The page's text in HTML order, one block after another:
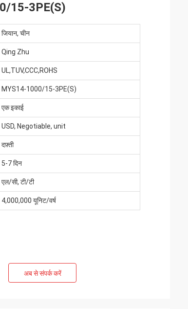
15-3PE(S)
जियान, चीन
Qing Zhu
UL,TUV,CCC,ROHS
MYS14-1000/15-3PE(S)
एक इकाई
USD, Negotiable, unit
दफ़्ती
5-7 दिन
एल/सी, टी/टी
4,000,000 यूनिट/वर्ष
अब से संपर्क करें